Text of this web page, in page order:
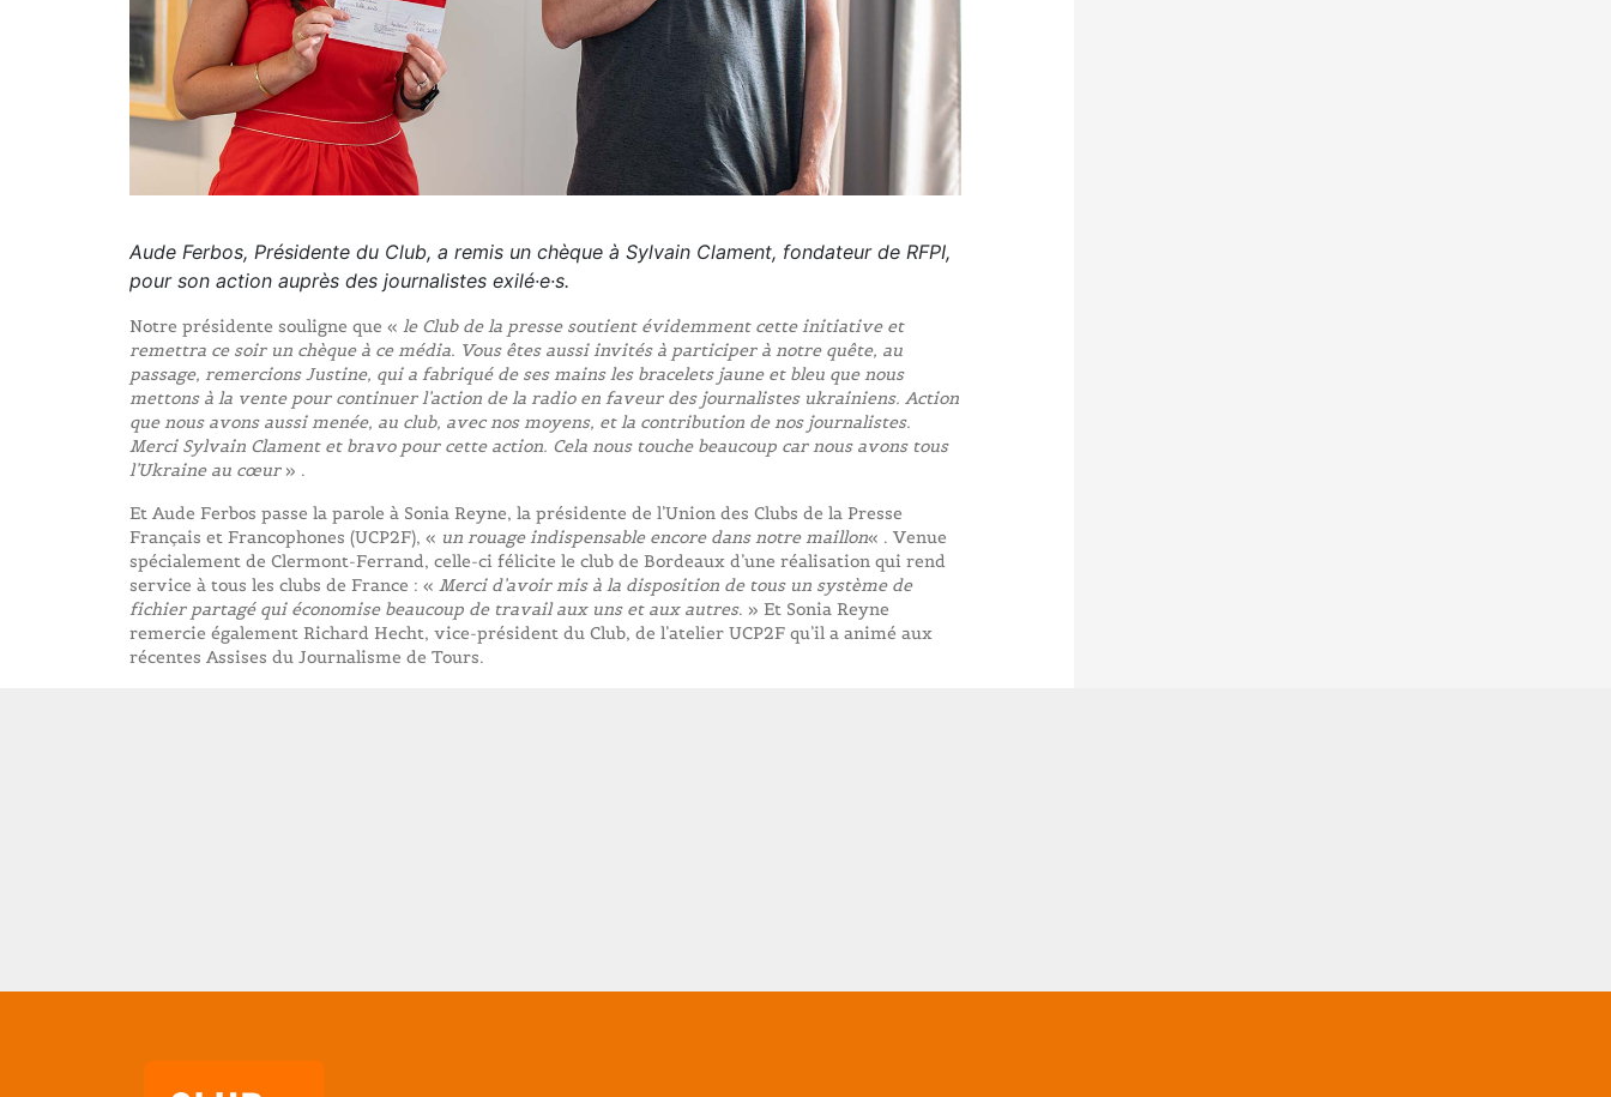
Aude Ferbos, Présidente du Club, a remis un chèque à Sylvain Clament, fondateur de RFPI,
pour son action auprès des journalistes exilé·e·s.
Notre présidente souligne que « le Club de la presse soutient évidemment cette initiative et
remettra ce soir un chèque à ce média. Vous êtes aussi invités à participer à notre quête, au
passage, remercions Justine, qui a fabriqué de ses mains les bracelets jaune et bleu que nous
mettons à la vente pour continuer l’action de la radio en faveur des journalistes ukrainiens. Action
que nous avons aussi menée, au club, avec nos moyens, et la contribution de nos journalistes.
Merci Sylvain Clament et bravo pour cette action. Cela nous touche beaucoup car nous avons tous
l’Ukraine au cœur» .
Et Aude Ferbos passe la parole à Sonia Reyne, la présidente de l’Union des Clubs de la Presse
Français et Francophones (UCP2F), « un rouage indispensable encore dans notre maillon« . Venue
spécialement de Clermont-Ferrand, celle-ci félicite le club de Bordeaux d’une réalisation qui rend
service à tous les clubs de France : « Merci d’avoir mis à la disposition de tous un système de
fichier partagé qui économise beaucoup de travail aux uns et aux autres. » Et Sonia Reyne
remercie également Richard Hecht, vice-président du Club, de l’atelier UCP2F qu’il a animé aux
récentes Assises du Journalisme de Tours.